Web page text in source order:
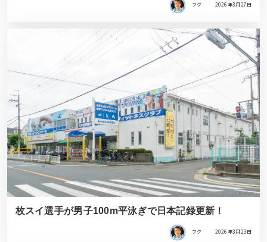
フク 2026年3月27日
枚スイ選手が男子100m平泳ぎで日本記録更新！
フク 2026年3月23日